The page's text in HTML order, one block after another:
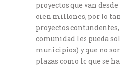
proyectos que van
cien millones, por lo
proyectos
comunidad les pueda
municipios) y que no
plazas como lo que se